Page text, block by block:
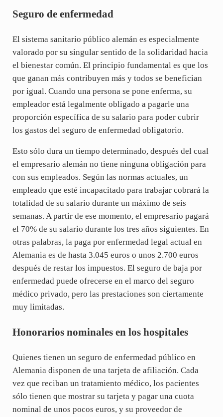
Seguro de enfermedad
El sistema sanitario público alemán es especialmente
valorado por su singular sentido de la solidaridad hacia
el bienestar común. El principio fundamental es que los
que ganan más contribuyen más y todos se benefician
por igual. Cuando una persona se pone enferma, su
empleador está legalmente obligado a pagarle una
proporción específica de su salario para poder cubrir
los gastos del seguro de enfermedad obligatorio.
Esto sólo dura un tiempo determinado, después del cual
el empresario alemán no tiene ninguna obligación para
con sus empleados. Según las normas actuales, un
empleado que esté incapacitado para trabajar cobrará la
totalidad de su salario durante un máximo de seis
semanas. A partir de ese momento, el empresario pagará
el 70% de su salario durante los tres años siguientes. En
otras palabras, la paga por enfermedad legal actual en
Alemania es de hasta 3.045 euros o unos 2.700 euros
después de restar los impuestos. El seguro de baja por
enfermedad puede ofrecerse en el marco del seguro
médico privado, pero las prestaciones son ciertamente
muy limitadas.
Honorarios nominales en los hospitales
Quienes tienen un seguro de enfermedad público en
Alemania disponen de una tarjeta de afiliación. Cada
vez que reciban un tratamiento médico, los pacientes
sólo tienen que mostrar su tarjeta y pagar una cuota
nominal de unos pocos euros, y su proveedor de